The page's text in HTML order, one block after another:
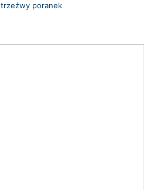
trzeźwy poranek